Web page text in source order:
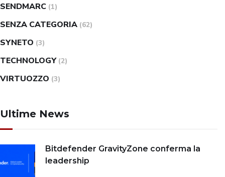
SENDMARC (1)
SENZA CATEGORIA (62)
SYNETO (3)
TECHNOLOGY (2)
VIRTUOZZO (3)
Ultime News
Bitdefender GravityZone conferma la
leadership